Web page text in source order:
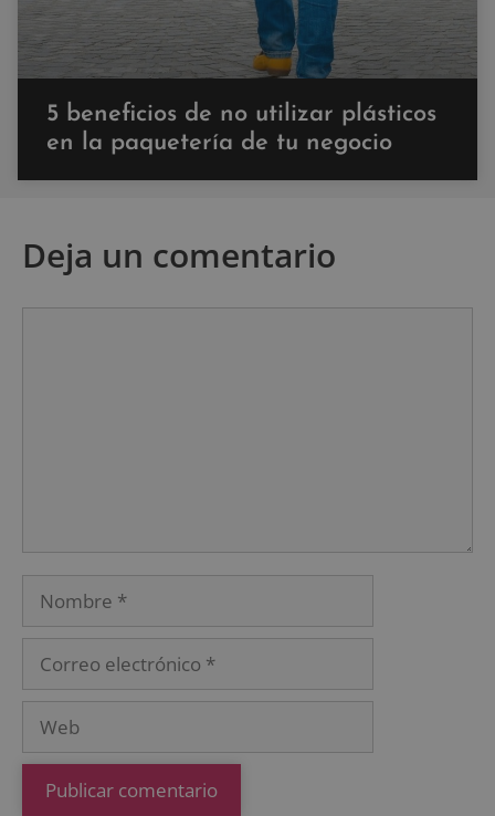
5 beneficios de no utilizar plásticos
en la paquetería de tu negocio
Deja un comentario